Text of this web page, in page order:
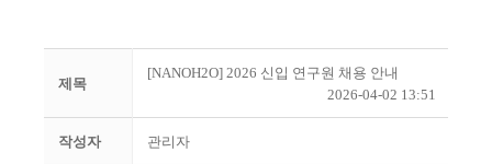
제목
[NANOH2O] 2026 신입 연구원 채용 안내
2026-04-02 13:51
작성자 관리자